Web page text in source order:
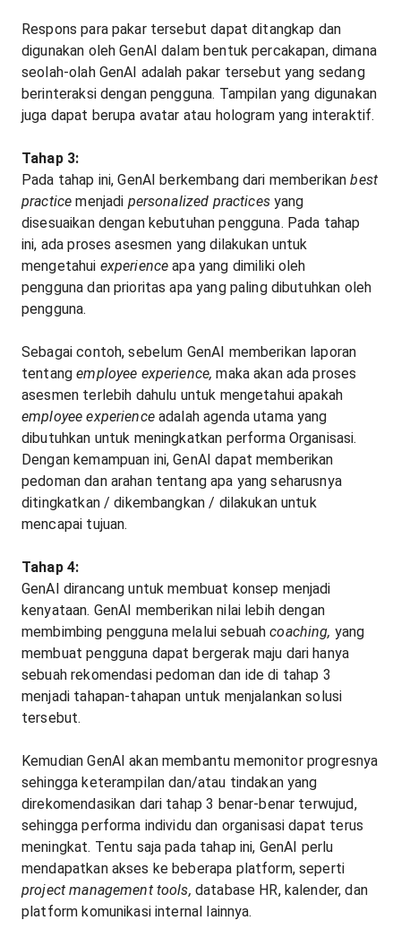
Respons para pakar tersebut dapat ditangkap dan
digunakan oleh GenAI dalam bentuk percakapan, dimana
seolah-olah GenAI adalah pakar tersebut yang sedang
berinteraksi dengan pengguna. Tampilan yang digunakan
juga dapat berupa avatar atau hologram yang interaktif.
Tahap 3:
Pada tahap ini, GenAI berkembang dari memberikanbest
practicemenjadi personalized practicesyang
disesuaikan dengan kebutuhan pengguna. Pada tahap
ini, ada proses asesmen yang dilakukan untuk
mengetahui experienceapa yang dimiliki oleh
pengguna dan prioritas apa yang paling dibutuhkan oleh
pengguna.
Sebagai contoh, sebelum GenAI memberikan laporan
tentangemployee experience,maka akan ada proses
asesmen terlebih dahulu untuk mengetahui apakah
employee experienceadalah agenda utama yang
dibutuhkan untuk meningkatkan performa Organisasi.
Dengan kemampuan ini, GenAI dapat memberikan
pedoman dan arahan tentang apa yang seharusnya
ditingkatkan / dikembangkan / dilakukan untuk
mencapai tujuan.
Tahap 4:
GenAI dirancang untuk membuat konsep menjadi
kenyataan. GenAI memberikan nilai lebih dengan
membimbing pengguna melalui sebuahcoaching, yang
membuat pengguna dapat bergerak maju dari hanya
sebuah rekomendasi pedoman dan ide di tahap 3
menjadi tahapan-tahapan untuk menjalankan solusi
tersebut.
Kemudian GenAI akan membantu memonitor progresnya
sehingga keterampilan dan/atau tindakan yang
direkomendasikan dari tahap 3 benar-benar terwujud,
sehingga performa individu dan organisasi dapat terus
meningkat. Tentu saja pada tahap ini, GenAI perlu
mendapatkan akses ke beberapa platform, seperti
project management tools, database HR, kalender, dan
platform komunikasi internal lainnya.